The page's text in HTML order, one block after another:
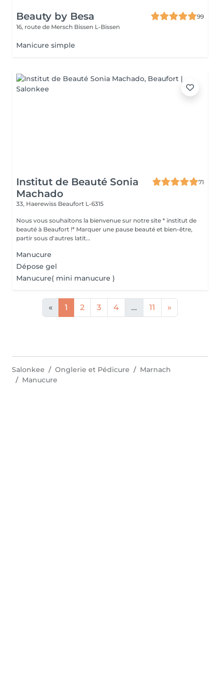
Beauty by Besa
99
16, route de Mersch Bissen L-Bissen
Manicure simple
Institut de Beauté Sonia
Machado
71
33, Haerewiss Beaufort L-6315
Nous vous souhaitons la bienvenue sur notre site * institut de
beauté à Beaufort !* Marquer une pause beauté et bien-être,
partir sous d'autres latit...
Manucure
Dépose gel
Manucure( mini manucure )
« 1 2 3 4 ... 11 »
Salonkee Onglerie et Pédicure
Marnach
Manucure